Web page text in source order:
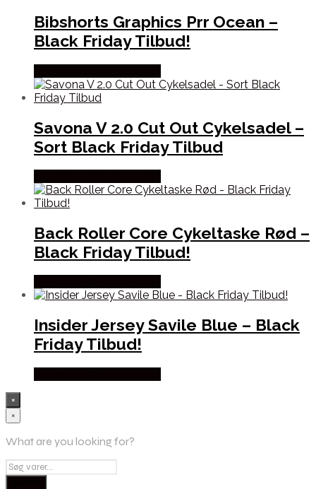
Bibshorts Graphics Prr Ocean –
Black Friday Tilbud!
Savona V 2.0 Cut Out Cykelsadel –
Sort Black Friday Tilbud
Back Roller Core Cykeltaske Rød –
Black Friday Tilbud!
Insider Jersey Savile Blue – Black
Friday Tilbud!
×
×
What are you looking for?